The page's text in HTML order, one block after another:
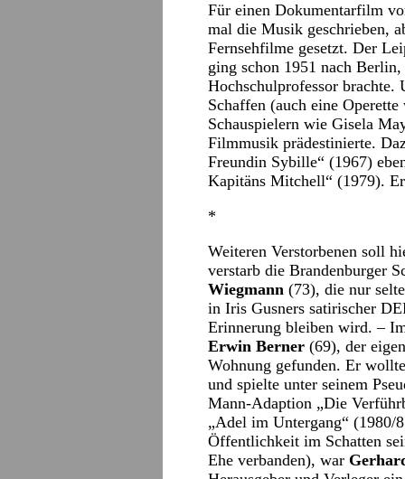
Für einen Dokumentarfilm
mal die Musik geschrieben,
Fernsehfilme gesetzt. Der
ging schon 1951 nach
Hochschulprofessor
Schaffen (auch eine
Schauspielern wie Gisela
Filmmusik prädestinierte.
Freundin Sybille“ (1967)
Kapitäns Mitchell“ (1979).
*
Weiteren Verstorbenen soll
verstarb die Brandenburger
Wiegmann (73), die nur
in Iris Gusners satirischer
Erinnerung bleiben wird. –
Erwin Berner (69), der
Wohnung gefunden. Er
und spielte unter seinem
Mann-Adaption „Die
„Adel im Untergang“
Öffentlichkeit im Schatten
Ehe verbanden), war